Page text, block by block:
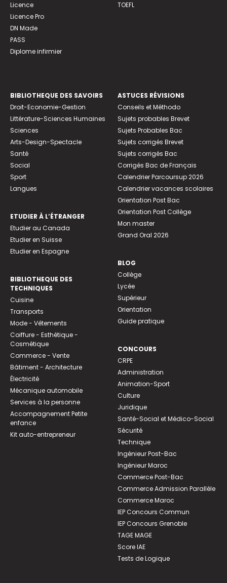
Licence
Licence Pro
DN Made
PASS
Diplome infirmier
TOEFL
BIBLIOTHEQUE DES SAVOIRS
Droit-Economie-Gestion
Littérature-Sciences Humaines
Sciences
Arts-Design-Spectacle
Santé
Social
Sport
Langues
ETUDIER À L’ÉTRANGER
Etudier au Canada
Etudier en Suisse
Etudier en Espagne
BIBLIOTHEQUE DES
TECHNIQUES
Cuisine
Transports
Mode - Vêtements
Coiffure - Esthétique -
Cosmétique
Commerce - Vente
Bâtiment - Architecture
Électricité
Mécanique automobile
Services à la personne
Accompagnement Petite
enfance
Kit auto-entrepreneur
ASTUCES RÉVISIONS
Conseils et Méthodo
Sujets probables Brevet
Sujets Probables Bac
Sujets corrigés Brevet
Sujets corrigés Bac
Corrigés Bac de Français
Calendrier Parcoursup 2026
Calendrier vacances scolaires
Orientation Post Bac
Orientation Post Collège
Mon master
Grand Oral 2026
BLOG
Collège
Lycée
Supérieur
Orientation
Guide pratique
CONCOURS
CRPE
Administration
Animation-Sport
Culture
Juridique
Santé-Social et Médico-Social
Sécurité
Technique
Ingénieur Post-Bac
Ingénieur Maroc
Commerce Post-Bac
Commerce Admission Parallèle
Commerce Maroc
IEP Concours Commun
IEP Concours Grenoble
TAGE MAGE
Score IAE
Tests de Logique